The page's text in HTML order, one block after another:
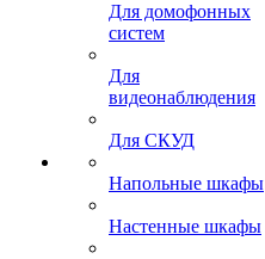
Для домофонных
систем
Для
видеонаблюдения
Для СКУД
Напольные шкафы
Настенные шкафы